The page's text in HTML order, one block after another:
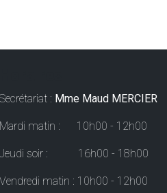
Secrétariat : Mme Maud MERCIER
Mardi matin : 10h00 - 12h00
Jeudi soir : 16h00 - 18h00
Vendredi matin : 10h00 - 12h00